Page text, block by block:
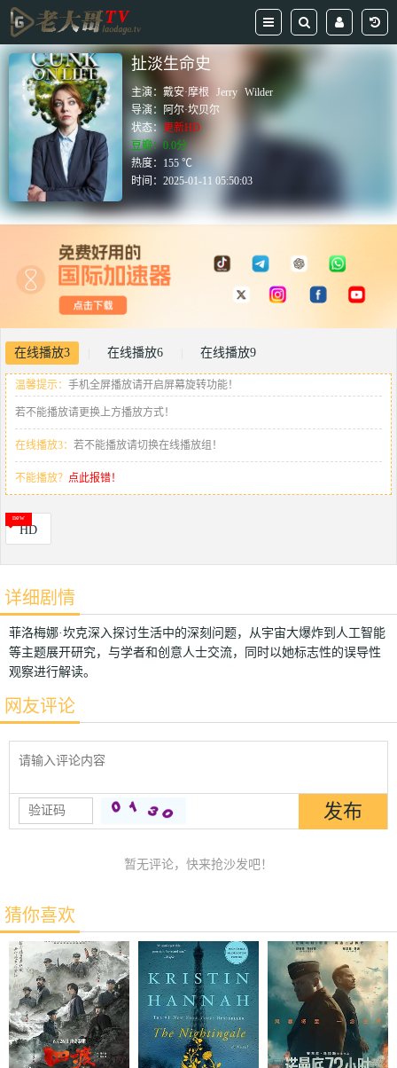
扯淡生命史
主演：戴安·摩根 Jerry Wilder
导演：
阿尔·坎贝尔
状态： 更新HD
豆瓣：0.0分
热度：155 ℃
时间：2025-01-11 05:50:03
在线播放3 在线播放6 在线播放9
温馨提示： 手机全屏播放请开启屏幕旋转功能！
若不能播放请更换上方播放方式！
在线播放3： 若不能播放请切换在线播放组！
不能播放？ 点此报错！
HD
详细剧情
菲洛梅娜·坎克深入探讨生活中的深刻问题，从宇宙大爆炸到人工智能
等主题展开研究，与学者和创意人士交流，同时以她标志性的误导性
观察进行解读。
网友评论
暂无评论，快来抢沙发吧！
猜你喜欢